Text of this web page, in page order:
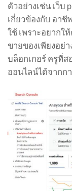
ตัวอย่างเช่น เว็บ
เกี่ยวข้องกับ อาชี
ใช้ เพราะอยาก
ขายของเพียงอย่
บล็อกเกอร์ ครูที่
ออนไลน์ได้จากก